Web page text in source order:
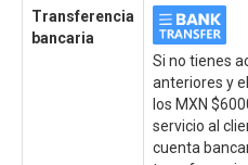
Transferencia
bancaria
Si no tienes
anteriores y
los MXN
servicio al
cuenta